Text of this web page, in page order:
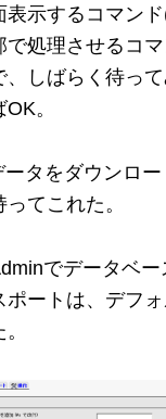
表示するコマン
で処理させるコ
、しばらく待っ
。
タをダウンロ
てこれた。
でデータベー
ポートは、デフ